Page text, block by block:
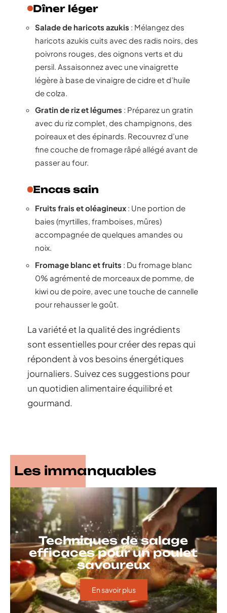
Dîner léger
Salade de haricots azukis : Mélangez des
haricots azukis cuits avec des radis noirs, des
poivrons rouges, des oignons verts et du
persil. Assaisonnez avec une vinaigrette
légère à base de vinaigre de cidre et d’huile
de colza.
Gratin de riz et légumes : Préparez un gratin
avec du riz complet, des champignons, des
poireaux et des épinards. Recouvrez d’une
fine couche de fromage râpé allégé avant de
passer au four.
Encas sain
Fruits frais et oléagineux : Une portion de
baies (myrtilles, framboises, mûres)
accompagnée de quelques amandes ou
noix.
Fromage blanc et fruits : Du fromage blanc
0% agrémenté de morceaux de pomme, de
kiwi ou de poire, avec une touche de cannelle
pour rehausser le goût.
La variété et la qualité des ingrédients
sont essentielles pour créer des repas qui
répondent à vos besoins énergétiques
journaliers. Suivez ces suggestions pour
un quotidien alimentaire équilibré et
gourmand.
Les immanquables
Techniques de salage
efficaces pour un poulet
savoureux
En savoir plus